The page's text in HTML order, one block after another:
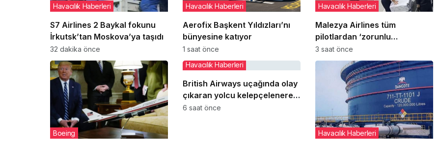
S7 Airlines 2 Baykal fokunu
İrkutsk’tan Moskova’ya taşıdı
Havacılık Haberleri
32 dakika önce
Aerofix Başkent Yıldızları’nı
bünyesine katıyor
Havacılık Haberleri
1 saat önce
Malezya Airlines tüm
pilotlardan ‘zorunlu
uyuşturucu testi’ istedi:
Sırada kabin memurları var
Havacılık Haberleri
3 saat önce
Boeing
British Airways uçağında olay
çıkaran yolcu kelepçelenerek
uçaktan indirildi
Havacılık Haberleri
6 saat önce
Havacılık Haberleri